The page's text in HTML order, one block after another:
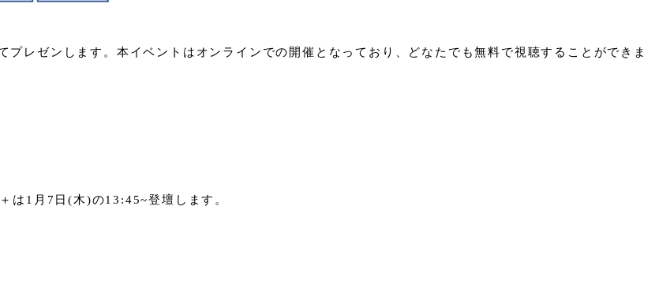
レゼンします。本イベントはオンラインでの開催となっており、どなたでも無料で視聴することができま
1月7日(木)の13:45~登壇します。